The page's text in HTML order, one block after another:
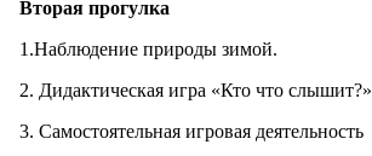
Вторая прогулка
1.Наблюдение природы зимой.
2. Дидактическая игра «Кто что слышит?»
3. Самостоятельная игровая деятельность